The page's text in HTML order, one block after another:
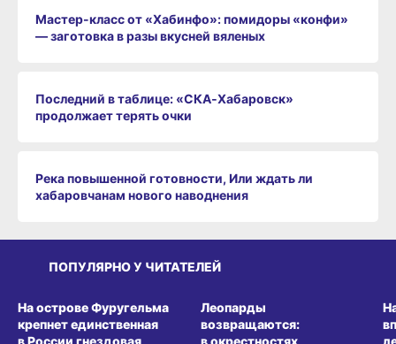
Мастер-класс от «Хабинфо»: помидоры «конфи»
— заготовка в разы вкусней вяленых
Последний в таблице: «СКА‑Хабаровск»
продолжает терять очки
Река повышенной готовности, Или ждать ли
хабаровчанам нового наводнения
ПОПУЛЯРНО У ЧИТАТЕЛЕЙ
На острове Фуругельма
крепнет единственная
в России гнездовая
Леопарды
возвращаются:
в окрестностях